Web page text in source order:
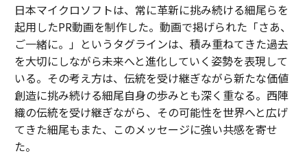
日本マイクロソフトは、常に革新に挑み続ける細尾らを
起用したPR動画を制作した。動画で掲げられた「さあ、
ご一緒に。」というタグラインは、積み重ねてきた過去
を大切にしながら未来へと進化していく姿勢を表現して
いる。その考え方は、伝統を受け継ぎながら新たな価値
創造に挑み続ける細尾自身の歩みとも深く重なる。西陣
織の伝統を受け継ぎながら、その可能性を世界へと広げ
てきた細尾もまた、このメッセージに強い共感を寄せ
た。